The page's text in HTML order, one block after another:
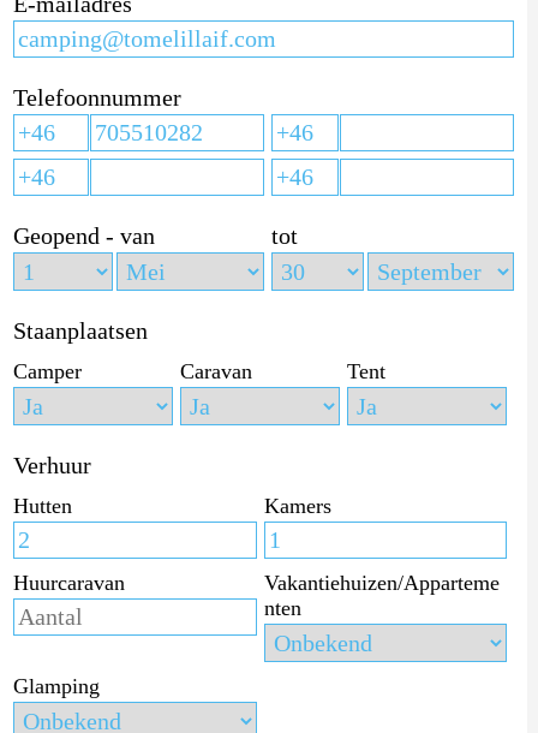
Telefoonnummer
Geopend - van tot
Staanplaatsen
Camper Caravan Tent
Verhuur
Hutten Kamers
Huurcaravan
Vakantiehuizen/Apparteme
nten
Glamping